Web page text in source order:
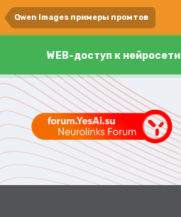
Qwen Images примеры промтов
WEB-доступ к